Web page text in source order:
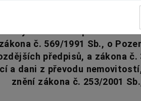
kterým se mění zákon č. 95/
a lesních pozemků z
č. 569/1991 Sb., o
předpisů, a zákona
a dani z převodu
znění zákona č. 253/2001